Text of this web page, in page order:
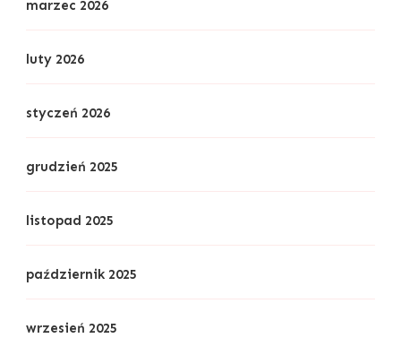
marzec 2026
luty 2026
styczeń 2026
grudzień 2025
listopad 2025
październik 2025
wrzesień 2025